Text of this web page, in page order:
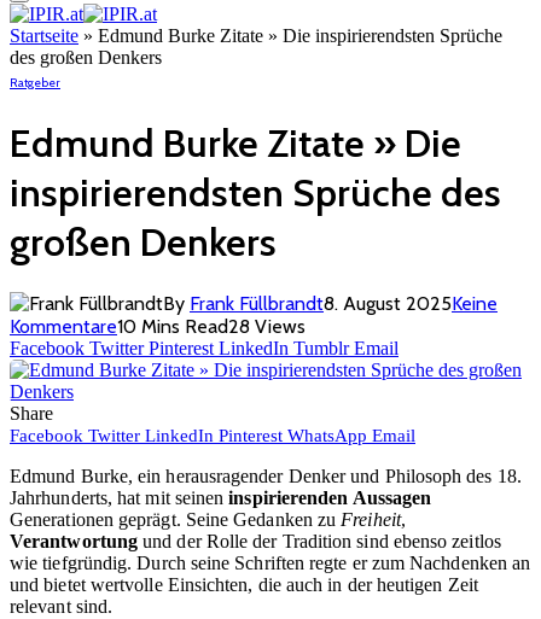
Startseite » Edmund Burke Zitate » Die inspirierendsten Sprüche
des großen Denkers
Ratgeber
Edmund Burke Zitate » Die
inspirierendsten Sprüche des
großen Denkers
By Frank Füllbrandt8. August 2025Keine
Kommentare10 Mins Read28 Views
Facebook Twitter Pinterest LinkedIn Tumblr Email
Share
Facebook Twitter LinkedIn Pinterest WhatsApp Email
Edmund Burke, ein herausragender Denker und Philosoph des 18.
Jahrhunderts, hat mit seineninspirierenden Aussagen
Generationen geprägt. Seine Gedanken zu Freiheit,
Verantwortung und der Rolle der Tradition sind ebenso zeitlos
wie tiefgründig. Durch seine Schriften regte er zum Nachdenken an
und bietet wertvolle Einsichten, die auch in der heutigen Zeit
relevant sind.